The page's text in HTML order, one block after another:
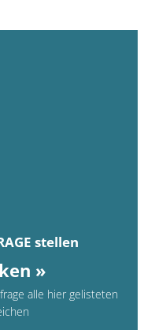
stellen
»
alle hier gelisteten